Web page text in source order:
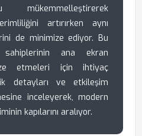
mükemmelleştirerek
artırırken aynı
de minimize ediyor. Bu
ana ekran
etmeleri için ihtiyaç
detayları ve etkileşim
inceleyerek, modern
kapılarını aralıyor.